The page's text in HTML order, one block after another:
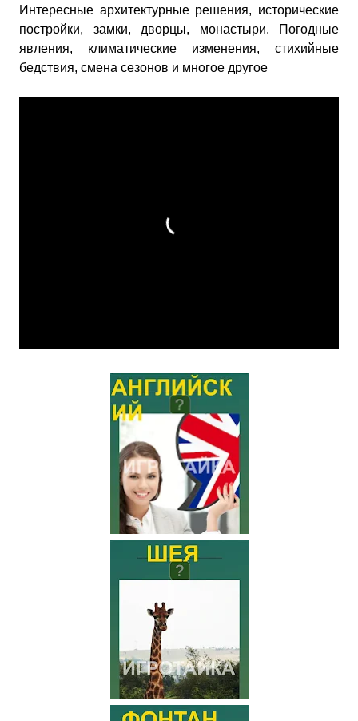
Интересные архитектурные решения, исторические
постройки, замки, дворцы, монастыри. Погодные
явления, климатические изменения, стихийные
бедствия, смена сезонов и многое другое